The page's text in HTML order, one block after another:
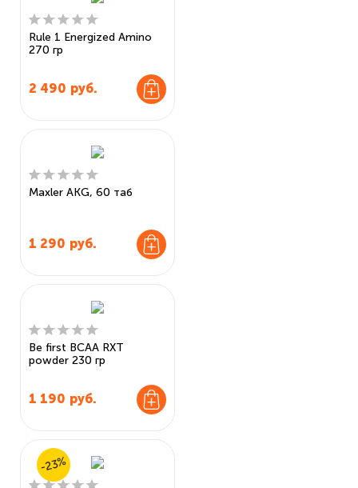
Rule 1 Energized Amino
270 гр
2 490 руб.
Maxler AKG, 60 таб
1 290 руб.
Be first BCAA RXT
powder 230 гр
1 190 руб.
-23%